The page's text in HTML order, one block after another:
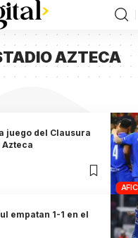
AZTECA
juego del Clausura
Azteca
empatan 1-1 en el